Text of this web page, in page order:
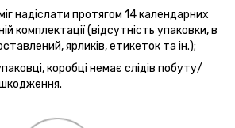
надіслати протягом 14 календарних
комплектації (відсутність упаковки, в
ярликів, етикеток та ін.);
коробці немає слідів побуту/